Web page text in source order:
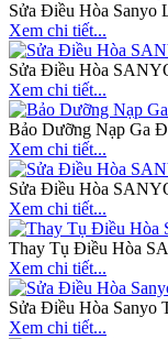
Sửa Điều Hòa Sanyo
Xem chi tiết...
Sửa Điều Hòa
Xem chi tiết...
Bảo Dưỡng Nạp Ga
Xem chi tiết...
Sửa Điều Hòa
Xem chi tiết...
Thay Tụ Điều Hòa
Xem chi tiết...
Sửa Điều Hòa Sanyo
Xem chi tiết...